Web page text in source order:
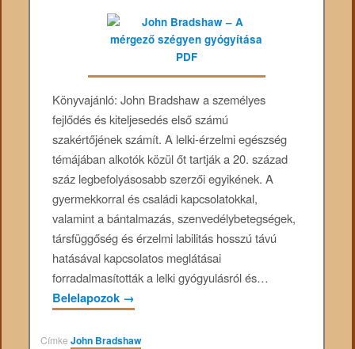
Könyvajánló: John Bradshaw a személyes
fejlődés és kiteljesedés első számú
szakértőjének számít. A lelki-érzelmi egészség
témájában alkotók közül őt tartják a 20. század
száz legbefolyásosabb szerzői egyikének. A
gyermekkorral és családi kapcsolatokkal,
valamint a bántalmazás, szenvedélybetegségek,
társfüggőség és érzelmi labilitás hosszú távú
hatásával kapcsolatos meglátásai
forradalmasították a lelki gyógyulásról és…
Belelapozok →
CímkeJohn Bradshaw